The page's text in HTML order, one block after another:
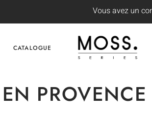
Vous avez un
CATALOGUE
PROVENCE